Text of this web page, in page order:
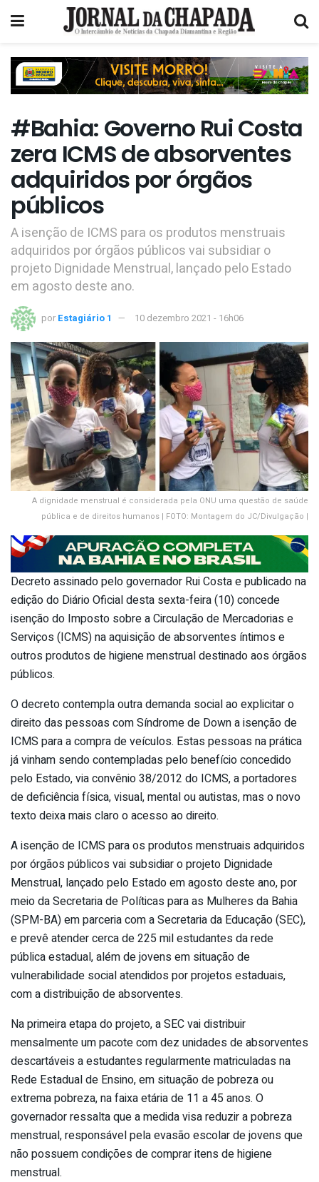
#Bahia: Governo Rui Costa
zera ICMS de absorventes
adquiridos por órgãos
públicos
A isenção de ICMS para os produtos menstruais
adquiridos por órgãos públicos vai subsidiar o
projeto Dignidade Menstrual, lançado pelo Estado
em agosto deste ano.
por Estagiário 1 10 dezembro 2021 - 16h06
A dignidade menstrual é considerada pela ONU uma questão de saúde
pública e de direitos humanos | FOTO: Montagem do JC/Divulgação |
Decreto assinado pelo governador Rui Costa e publicado na
edição do Diário Oficial desta sexta-feira (10) concede
isenção do Imposto sobre a Circulação de Mercadorias e
Serviços (ICMS) na aquisição de absorventes íntimos e
outros produtos de higiene menstrual destinado aos órgãos
públicos.
O decreto contempla outra demanda social ao explicitar o
direito das pessoas com Síndrome de Down a isenção de
ICMS para a compra de veículos. Estas pessoas na prática
já vinham sendo contempladas pelo benefício concedido
pelo Estado, via convênio 38/2012 do ICMS, a portadores
de deficiência física, visual, mental ou autistas, mas o novo
texto deixa mais claro o acesso ao direito.
A isenção de ICMS para os produtos menstruais adquiridos
por órgãos públicos vai subsidiar o projeto Dignidade
Menstrual, lançado pelo Estado em agosto deste ano, por
meio da Secretaria de Políticas para as Mulheres da Bahia
(SPM-BA) em parceria com a Secretaria da Educação (SEC),
e prevê atender cerca de 225 mil estudantes da rede
pública estadual, além de jovens em situação de
vulnerabilidade social atendidos por projetos estaduais,
com a distribuição de absorventes.
Na primeira etapa do projeto, a SEC vai distribuir
mensalmente um pacote com dez unidades de absorventes
descartáveis a estudantes regularmente matriculadas na
Rede Estadual de Ensino, em situação de pobreza ou
extrema pobreza, na faixa etária de 11 a 45 anos. O
governador ressalta que a medida visa reduzir a pobreza
menstrual, responsável pela evasão escolar de jovens que
não possuem condições de comprar itens de higiene
menstrual.